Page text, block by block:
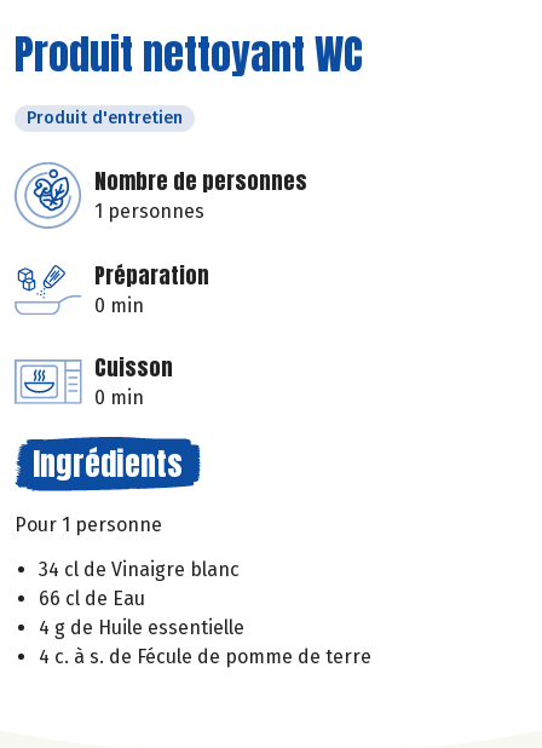
Produit nettoyant WC
Produit d'entretien
Nombre de personnes
1 personnes
Préparation
0 min
Cuisson
0 min
Ingrédients
Pour 1 personne
34 cl de Vinaigre blanc
66 cl de Eau
4 g de Huile essentielle
4 c. à s. de Fécule de pomme de terre